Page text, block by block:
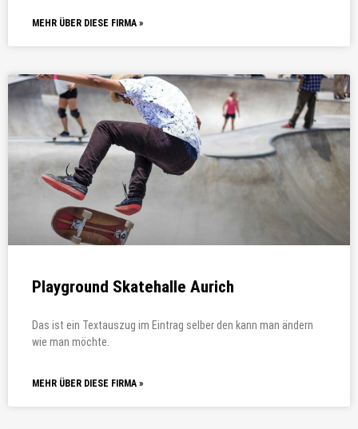
MEHR ÜBER DIESE FIRMA »
Playground Skatehalle Aurich
Das ist ein Textauszug im Eintrag selber den kann man ändern
wie man möchte.
MEHR ÜBER DIESE FIRMA »